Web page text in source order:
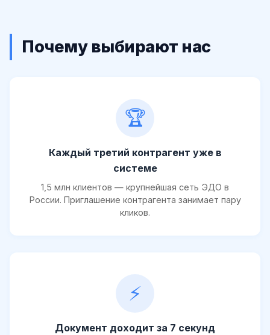
Почему выбирают нас
🏆
Каждый третий контрагент уже в
системе
1,5 млн клиентов — крупнейшая сеть ЭДО в
России. Приглашение контрагента занимает пару
кликов.
⚡
Документ доходит за 7 секунд